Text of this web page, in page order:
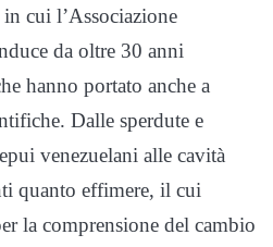
cui l’Associazione
da oltre 30 anni
hanno portato anche a
Dalle sperdute e
venezuelani alle cavità
quanto effimere, il cui
la comprensione del cambio